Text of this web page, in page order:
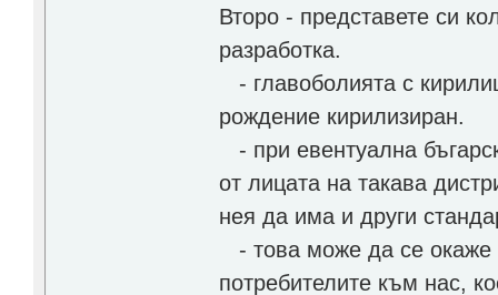
Второ - представете си
разработка.
- главоболията с
рождение кирилизиран.
- при евентуална
от лицата на такава
нея да има и други
- това може да се окаже
потребителите към нас,